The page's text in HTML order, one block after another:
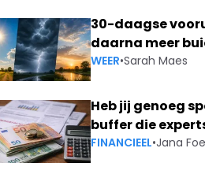
30-daagse
daarna meer
WEER•Sarah Maes
Heb jij genoeg
buffer die
FINANCIEEL•Jana